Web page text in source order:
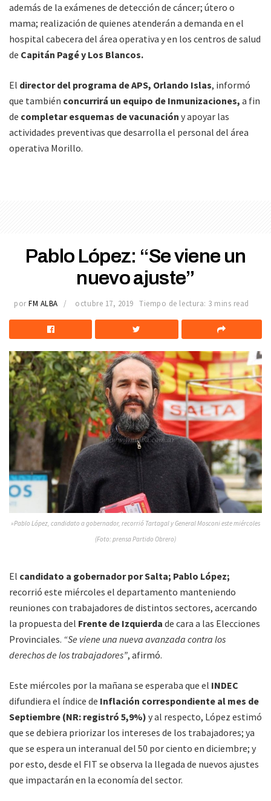
además de la exámenes de detección de cáncer; útero o
mama; realización de quienes atenderán a demanda en el
hospital cabecera del área operativa y en los centros de salud
de Capitán Pagé y Los Blancos.
El director del programa de APS, Orlando Islas, informó
que también concurrirá un equipo de Inmunizaciones, a fin
de completar esquemas de vacunación y apoyar las
actividades preventivas que desarrolla el personal del área
operativa Morillo.
Pablo López: “Se viene un
nuevo ajuste”
por FM ALBA octubre 17, 2019 Tiempo de lectura: 3 mins read
»Pablo López, candidato a gobernador, recorrió Tartagal y General Mosconi este miércoles
(Foto: prensa Partido Obrero)
El candidato a gobernador por Salta; Pablo López;
recorrió este miércoles el departamento manteniendo
reuniones con trabajadores de distintos sectores, acercando
la propuesta del Frente de Izquierda de cara a las Elecciones
Provinciales. “Se viene una nueva avanzada contra los
derechos de los trabajadores”, afirmó.
Este miércoles por la mañana se esperaba que el INDEC
difundiera el índice de Inflación correspondiente al mes de
Septiembre (NR: registró 5,9%) y al respecto, López estimó
que se debiera priorizar los intereses de los trabajadores; ya
que se espera un interanual del 50 por ciento en diciembre; y
por esto, desde el FIT se observa la llegada de nuevos ajustes
que impactarán en la economía del sector.